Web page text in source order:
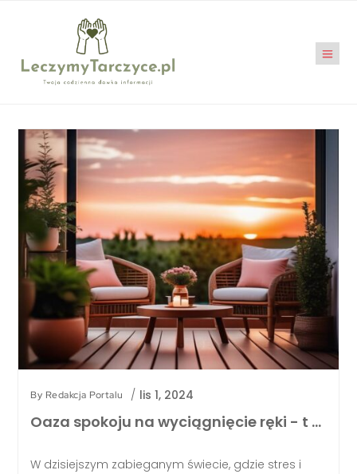
By Redakcja Portalu / lis 1, 2024
Oaza spokoju na wyciągnięcie ręki - t …
W dzisiejszym zabieganym świecie, gdzie stres i